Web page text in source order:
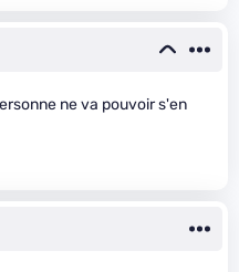
ne va pouvoir s'en